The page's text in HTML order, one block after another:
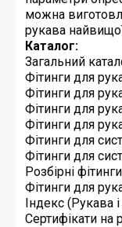
можна
рукава
Каталог:
Загальний
Фітинги для
Фітинги для
Фітинги для
Фітинги для
Фітинги для
Фітинги для
Розбірні фітинги
Фітинги для
Індекс (Рукава
Сертифікати на